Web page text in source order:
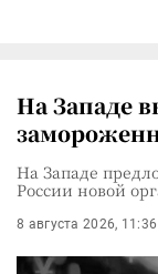
На Западе
На Западе
России новой
8 августа 2026, 11:36